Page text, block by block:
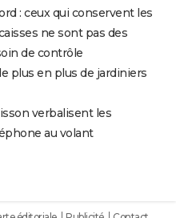
: ceux qui conservent les
ne sont pas des
de contrôle
plus en plus de jardiniers
verbalisent les
au volant